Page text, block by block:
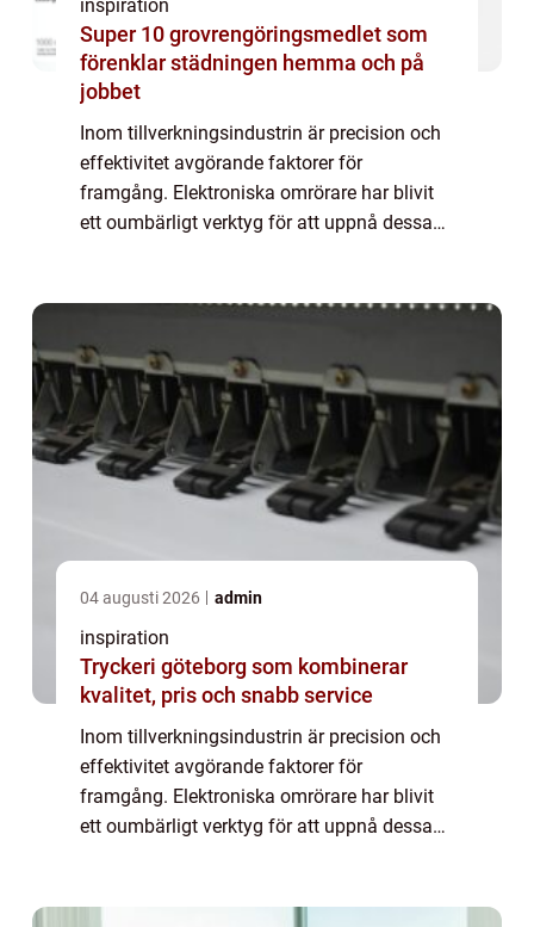
inspiration
Super 10 grovrengöringsmedlet som
förenklar städningen hemma och på
jobbet
Inom tillverkningsindustrin är precision och
effektivitet avgörande faktorer för
framgång. Elektroniska omrörare har blivit
ett oumbärligt verktyg för att uppnå dessa
04 augusti 2026 admin
inspiration
Tryckeri göteborg som kombinerar
kvalitet, pris och snabb service
Inom tillverkningsindustrin är precision och
effektivitet avgörande faktorer för
framgång. Elektroniska omrörare har blivit
ett oumbärligt verktyg för att uppnå dessa